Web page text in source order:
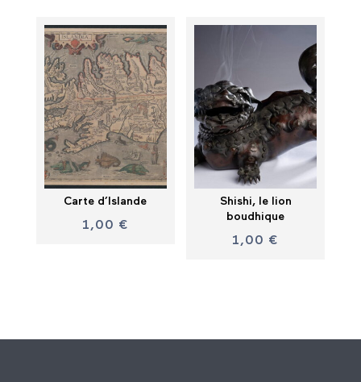
Carte d’Islande
1,00 €
Shishi, le lion
boudhique
1,00 €